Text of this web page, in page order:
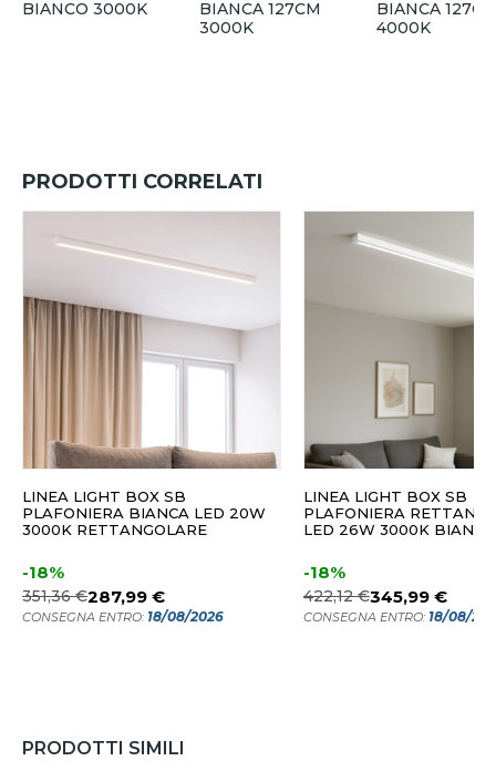
BIANCO 3000K
BIANCA 127CM
3000K
BIANCA
4000K
PRODOTTI CORRELATI
LINEA LIGHT BOX SB
PLAFONIERA BIANCA LED 20W
3000K RETTANGOLARE
-18%
351,36 €287,99 €
CONSEGNA ENTRO: 18/08/2026
LINEA LIGHT BOX SB
PLAFONIERA
LED 26W 3000K BIANCA
-18%
422,12 €345,99 €
CONSEGNA ENTRO: 18/08/
PRODOTTI SIMILI